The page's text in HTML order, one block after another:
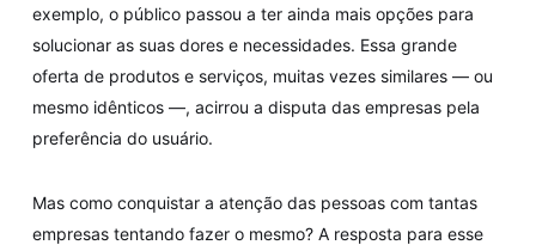
exemplo, o público passou a ter ainda mais opções para
solucionar as suas dores e necessidades. Essa grande
oferta de produtos e serviços, muitas vezes similares — ou
mesmo idênticos —, acirrou a disputa das empresas pela
preferência do usuário.
Mas como conquistar a atenção das pessoas com tantas
empresas tentando fazer o mesmo? A resposta para esse